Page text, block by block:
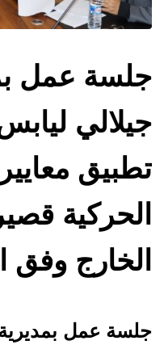
جلسة عمل
جيلالي
تطبيق معايير
الحركية
الخارج وفق
جلسة عمل